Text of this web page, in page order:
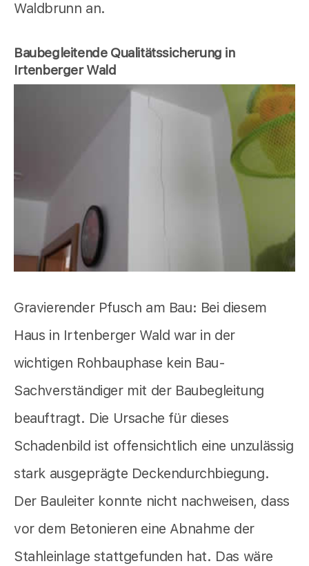
Waldbrunn an.
Baubegleitende Qualitätssicherung in
Irtenberger Wald
Gravierender Pfusch am Bau: Bei diesem
Haus in Irtenberger Wald war in der
wichtigen Rohbauphase kein Bau-
Sachverständiger mit der Baubegleitung
beauftragt. Die Ursache für dieses
Schadenbild ist offensichtlich eine unzulässig
stark ausgeprägte Deckendurchbiegung.
Der Bauleiter konnte nicht nachweisen, dass
vor dem Betonieren eine Abnahme der
Stahleinlage stattgefunden hat. Das wäre